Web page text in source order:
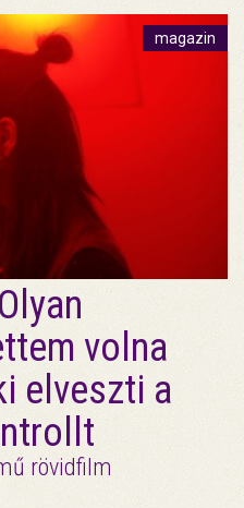
magazin
volna
elveszti a
rövidfilm